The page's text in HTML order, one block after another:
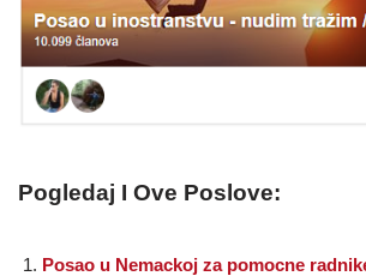
Pogledaj I Ove Poslove:
Posao u Nemackoj za pomocne